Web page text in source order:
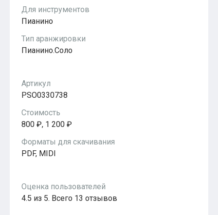
Для инструментов
Пианино
Тип аранжировки
Пианино.Соло
Артикул
PSO0330738
Стоимость
800 ₽, 1 200 ₽
Форматы для скачивания
PDF, MIDI
Оценка пользователей
4.5 из 5. Всего 13 отзывов